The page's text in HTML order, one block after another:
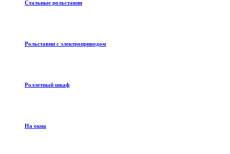
Стальные рольставни
Рольставни с электроприводом
Роллетный шкаф
На окна